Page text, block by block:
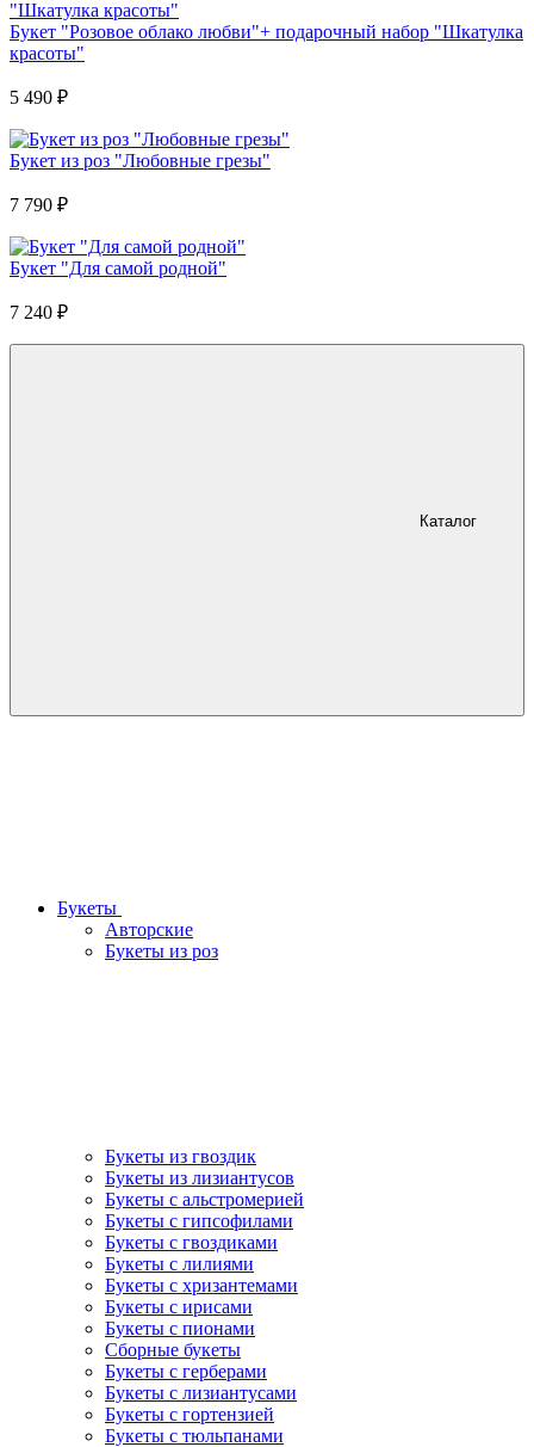
Букет "Розовое облако любви"+ подарочный набор "Шкатулка
красоты"
5 490 ₽
Букет из роз "Любовные грезы"
7 790 ₽
Букет "Для самой родной"
7 240 ₽
Каталог
Букеты
Авторские
Букеты из роз
Букеты из гвоздик
Букеты из лизиантусов
Букеты с альстромерией
Букеты с гипсофилами
Букеты с гвоздиками
Букеты с лилиями
Букеты с хризантемами
Букеты с ирисами
Букеты с пионами
Сборные букеты
Букеты с герберами
Букеты с лизиантусами
Букеты с гортензией
Букеты с тюльпанами